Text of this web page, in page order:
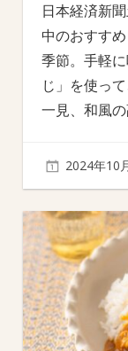
日本経済新
中のおすす
季節。手軽
じ」を使っ
一見、和風
2024年10